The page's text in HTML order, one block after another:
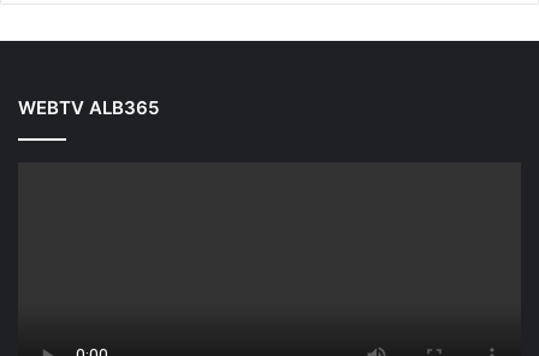
WEBTV ALB365